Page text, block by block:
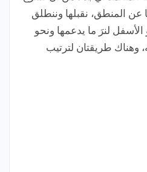
المنطق، نقبلها وننطلق
لنرَ ما يدعمها ونحو
وهناك طريقتان لترتيب